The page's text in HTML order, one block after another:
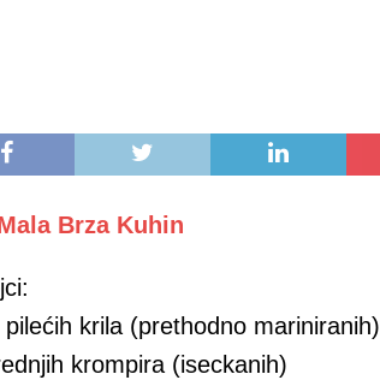
Brza Kuhin
pilećih krila (prethodno mariniranih)
krompira (iseckanih)